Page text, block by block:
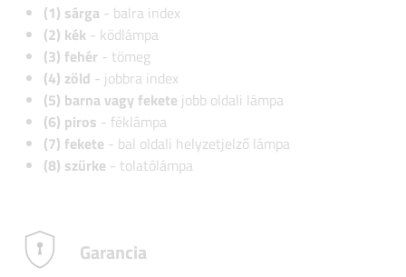
(1) sárga - balra index
(2) kék - ködlámpa
(3) fehér - tömeg
(4) zöld - jobbra index
(5) barna vagy fekete jobb oldali lámpa
(6) piros - féklámpa
(7) fekete - bal oldali helyzetjelző lámpa
(8) szürke - tolatólámpa
Garancia